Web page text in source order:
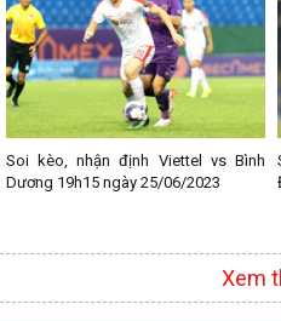
Soi kèo, nhận định Viettel vs Bình
Dương 19h15 ngày 25/06/2023
Xem